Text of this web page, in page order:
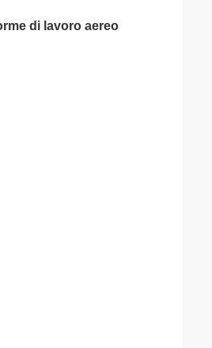
di lavoro aereo